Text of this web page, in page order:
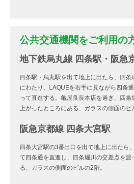
公共交通機関をご利用の
地下鉄烏丸線 四条駅・阪急
四条駅・烏丸駅を出て地上に出たら、四
にわたり、LAQUEを右手に見ながら四条
って直進する。亀屋良長本店を過ぎ、四条
上がったところにある、ガラスの側面のビ
阪急京都線 四条大宮駅
四条大宮駅の3番出口を出て地上に出たら
て四条通を直進し、四条堀川の交差点を渡
る、ガラスの側面のビルの2階。